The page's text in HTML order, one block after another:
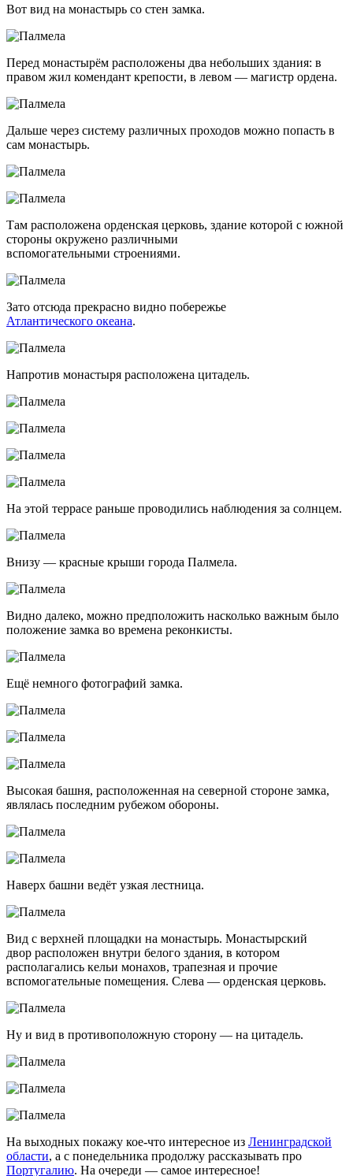
Вот вид на монастырь со стен замка.
Перед монастырём расположены два небольших здания: в
правом жил комендант крепости, в левом — магистр ордена.
Дальше через систему различных проходов можно попасть в
сам монастырь.
Там расположена орденская церковь, здание которой с южной
стороны окружено различными
вспомогательными строениями.
Зато отсюда прекрасно видно побережье
Атлантического океана.
Напротив монастыря расположена цитадель.
На этой террасе раньше проводились наблюдения за солнцем.
Внизу — красные крыши города Палмела.
Видно далеко, можно предположить насколько важным было
положение замка во времена реконкисты.
Ещё немного фотографий замка.
Высокая башня, расположенная на северной стороне замка,
являлась последним рубежом обороны.
Наверх башни ведёт узкая лестница.
Вид с верхней площадки на монастырь. Монастырский
двор расположен внутри белого здания, в котором
располагались кельи монахов, трапезная и прочие
вспомогательные помещения. Слева — орденская церковь.
Ну и вид в противоположную сторону — на цитадель.
На выходных покажу кое-что интересное из Ленинградской
области, а с понедельника продолжу рассказывать про
Португалию. На очереди — самое интересное!